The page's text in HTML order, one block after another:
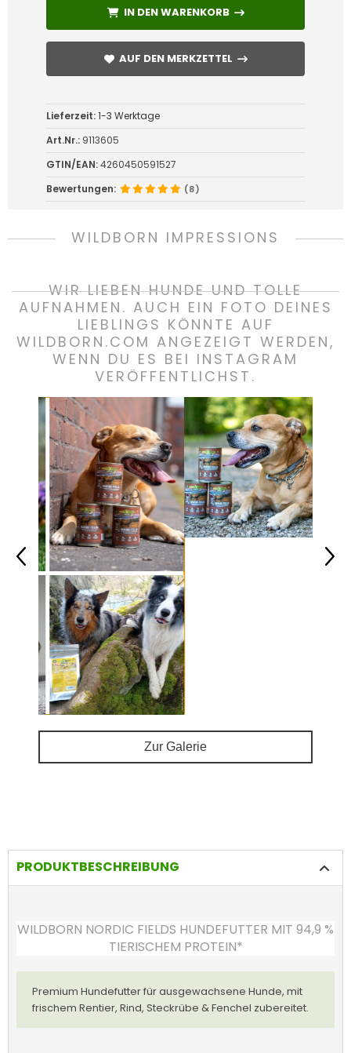
IN DEN WARENKORB
IN DEN WARENKORB
AUF DEN MERKZETTEL
AUF DEN MERKZETTEL
Lieferzeit:1-3 Werktage
Art.Nr.: 9113605
GTIN/EAN:4260450591527
Bewertungen:
(8)
WILDBORN IMPRESSIONS
WIR LIEBEN HUNDE UND TOLLE
AUFNAHMEN. AUCH EIN FOTO DEINES
LIEBLINGS KÖNNTE AUF
WILDBORN.COM ANGEZEIGT WERDEN,
WENN DU ES BEI INSTAGRAM
VERÖFFENTLICHST.
Zur Galerie
PRODUKTBESCHREIBUNG
WILDBORN NORDIC FIELDS HUNDEFUTTER MIT 94,9 %
TIERISCHEM PROTEIN*
Premium Hundefutter für ausgewachsene Hunde, mit
frischem Rentier, Rind, Steckrübe & Fenchel zubereitet.